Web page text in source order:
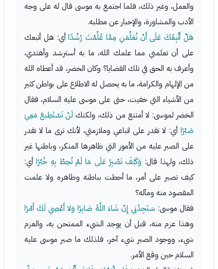
والعمل، وغير ذلك، فلما اجتمع به موسى قال له على وجه
الأدب والمشاورة، والإخبار عن مطلبه.
هَلْ أَتَّبِعُكَ عَلَى أَنْ تُعَلِّمَنِ مِمَّا عُلِّمْتَ رُشْدًاأي: هل أتبعك
على أن تعلمني مما علمك الله، ما به أسترشد وأهتدي،
وأعرف به الحق في تلك القضايا؟ وكان الخضر، قد أعطاه الله
من الإلهام والكرامة، ما به يحصل له الاطلاع على بواطن كثير
من الأشياء التي خفيت، حتى على موسى عليه السلام، فقال
الخضر لموسى: لا أمتنع من ذلك، ولكنك لَنْ تَسْتَطِيعَ مَعِيَ
صَبْرًا أي: لا تقدر على اتباعي وملازمتي، لأنك ترى ما لا تقدر
على الصبر عليه من الأمور التي ظاهرها المنكر، وباطنها غير
ذلك، ولهذا قال: وَكَيْفَ تَصْبِرُ عَلَى مَا لَمْ تُحِطْ بِهِ خُبْرًاأي:
كيف تصبر على أمر، ما أحطت بباطنه وظاهره ولا علمت
المقصود منه ومآله؟
فقال موسى: سَتَجِدُنِي إِنْ شَاءَ اللَّهُ صَابِرًا وَلا أَعْصِي لَكَ أَمْرًا
وهذا عزم منه، قبل أن يوجد الشيء الممتحن به، والعزم
شيء، ووجود الصبر شيء آخر، فلذلك ما صبر موسى عليه
السلام حين وقع الأمر.